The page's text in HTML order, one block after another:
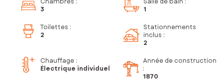
3
1
Toilettes :
2
Stationnements
inclus :
2
Chauffage :
Électrique individuel
Année de construction
:
1870